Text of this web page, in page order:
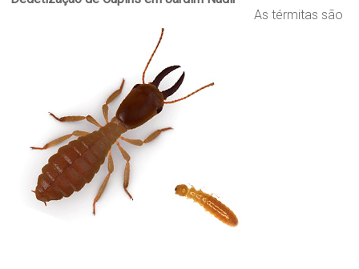
As térmitas são